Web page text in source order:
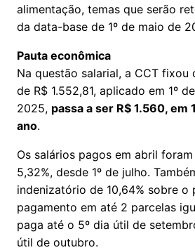
alimentação, temas que serão
da data-base de 1º de maio de
Pauta econômica
Na questão salarial, a CCT fixou
de R$ 1.552,81, aplicado em 1º
2025, passa a ser R$ 1.560, em
ano.
Os salários pagos em abril
5,32%, desde 1º de julho.
indenizatório de 10,64% sobre o
pagamento em até 2 parcelas
paga até o 5º dia útil de
útil de outubro.